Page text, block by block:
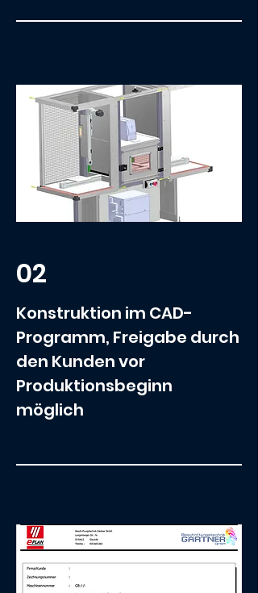
02
Konstruktion im CAD-
Programm, Freigabe durch
den Kunden vor
Produktionsbeginn
möglich